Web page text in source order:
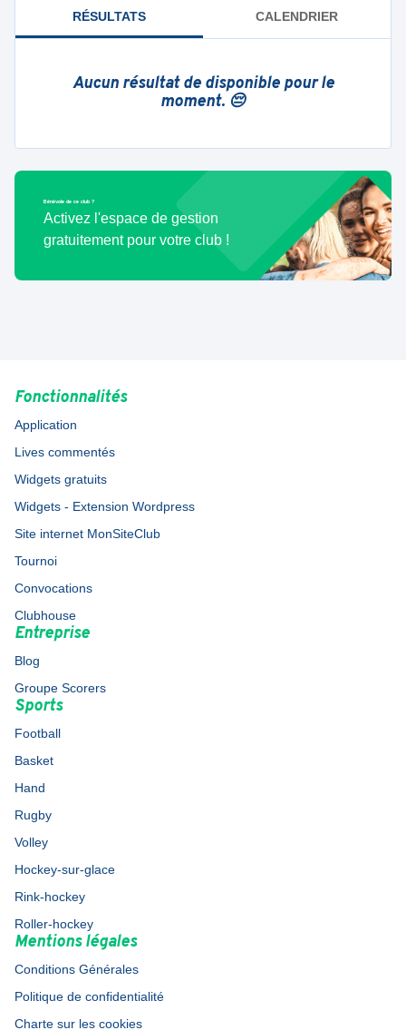
RÉSULTATS CALENDRIER
Aucun résultat de disponible pour le
moment. 😔
Bénévole de ce club ?
Activez l'espace de gestion
gratuitement pour votre club !
Fonctionnalités
Application
Lives commentés
Widgets gratuits
Widgets - Extension Wordpress
Site internet MonSiteClub
Tournoi
Convocations
Clubhouse
Entreprise
Blog
Groupe Scorers
Sports
Football
Basket
Hand
Rugby
Volley
Hockey-sur-glace
Rink-hockey
Roller-hockey
Mentions légales
Conditions Générales
Politique de confidentialité
Charte sur les cookies